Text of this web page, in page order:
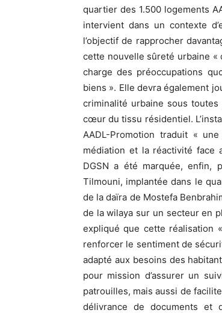
quartier des 1.500 logements
intervient dans un contexte
l’objectif de rapprocher
cette nouvelle sûreté urbaine
charge des préoccupations
biens ». Elle devra également
criminalité urbaine sous
cœur du tissu résidentiel.
AADL-Promotion traduit «
médiation et la réactivité face
DGSN a été marquée, enfin,
Tilmouni, implantée dans le
de la daïra de Mostefa
de la wilaya sur un secteur en
expliqué que cette réalisation
renforcer le sentiment de
adapté aux besoins des
pour mission d’assurer un
patrouilles, mais aussi de
délivrance de documents et